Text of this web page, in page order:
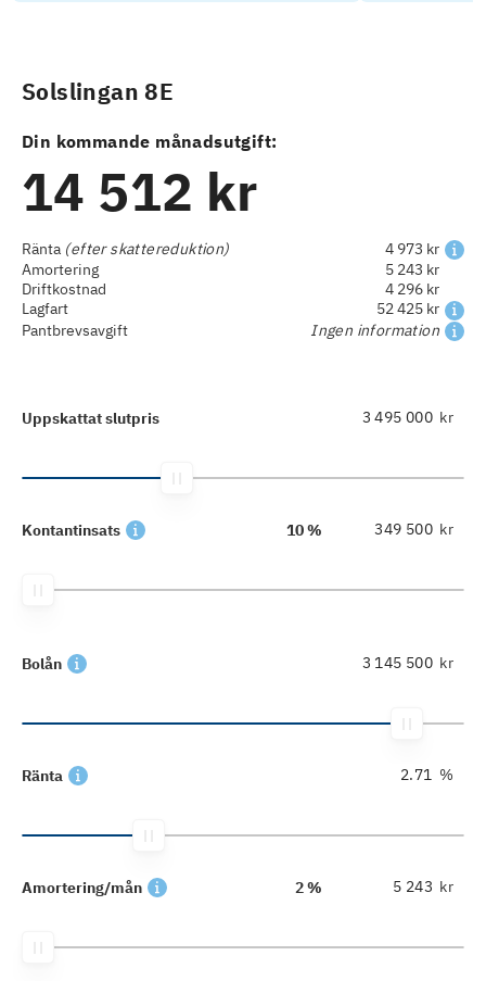
Solslingan 8E
Din kommande månadsutgift:
14 512 kr
Ränta (efter skattereduktion)
4 973 kr
Amortering
5 243 kr
Driftkostnad
4 296 kr
Lagfart
52 425 kr
Pantbrevsavgift
Ingen information
Uppskattat slutpris kr
Kontantinsats 10 % kr
Bolån kr
Ränta %
Amortering/mån 2 % kr